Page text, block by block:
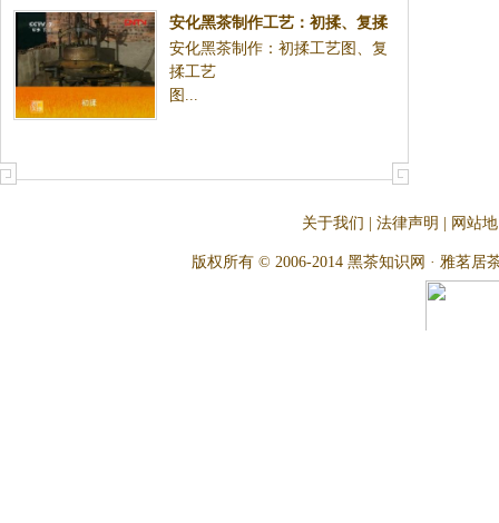
安化黑茶制作工艺：初揉、复揉
工艺图
安化黑茶制作：初揉工艺图、复
揉工艺
图...
关于我们 法律声明 网站
版权所有 © 2006-2014 黑茶知识网 · 雅茗居